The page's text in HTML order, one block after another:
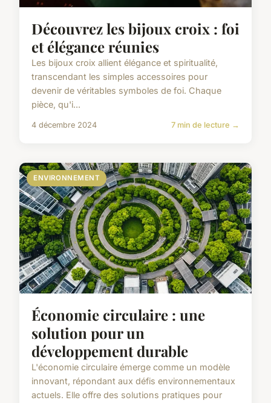
Découvrez les bijoux croix : foi
et élégance réunies
Les bijoux croix allient élégance et spiritualité,
transcendant les simples accessoires pour
devenir de véritables symboles de foi. Chaque
pièce, qu'i...
4 décembre 2024 7 min de lecture →
ENVIRONNEMENT
Économie circulaire : une
solution pour un
développement durable
L'économie circulaire émerge comme un modèle
innovant, répondant aux défis environnementaux
actuels. Elle offre des solutions pratiques pour